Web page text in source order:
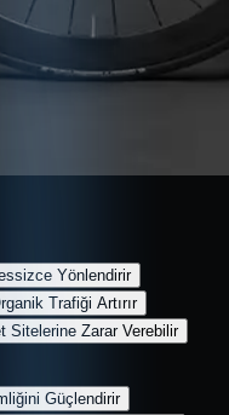
Yönlendirir
Trafiği Artırır
Sitelerine Zarar Verebilir
Güçlendirir